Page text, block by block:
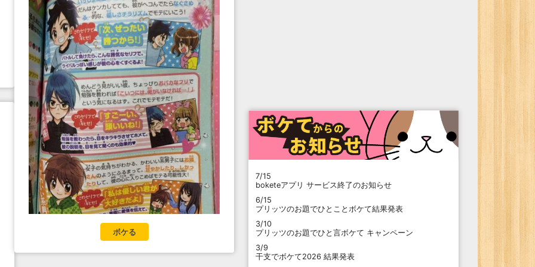
ボケる
7/15
boketeアプリ サービス終了のお知らせ
6/15
プリッツのお題でひとことボケて結果発表
3/10
プリッツのお題でひと言ボケて キャンペーン
3/9
干支でボケて2026 結果発表